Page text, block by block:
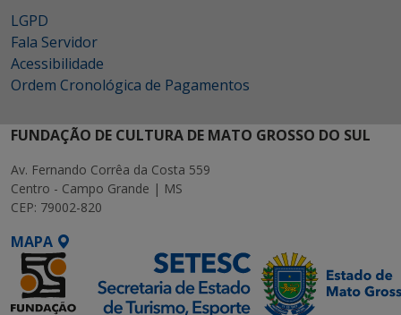
LGPD
Fala Servidor
Acessibilidade
Ordem Cronológica de Pagamentos
FUNDAÇÃO DE CULTURA DE MATO GROSSO DO SUL
Av. Fernando Corrêa da Costa 559
Centro - Campo Grande | MS
CEP: 79002-820
MAPA